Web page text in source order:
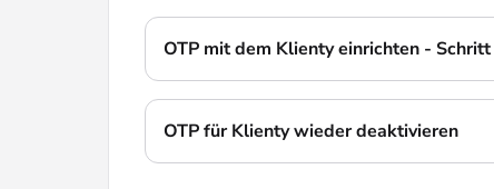
OTP mit dem Klienty einrichten -
OTP für Klienty wieder deaktivieren